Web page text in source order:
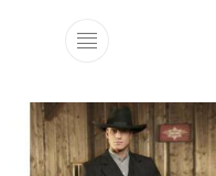
variations.
Ce produit a